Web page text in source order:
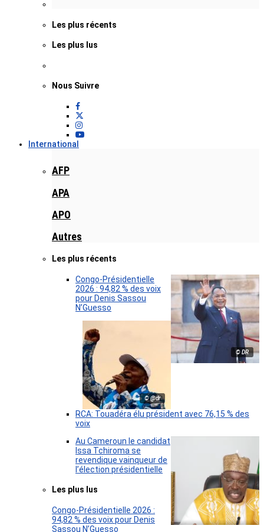
Les plus récents
Les plus lus
Nous Suivre
International
AFP
APA
APO
Autres
Les plus récents
© DR
Congo-Présidentielle
2026 : 94,82 % des voix
pour Denis Sassou
N’Guesso
© @dr
RCA: Touadéra élu président avec 76,15 % des
voix
Au Cameroun le candidat
Issa Tchiroma se
revendique vainqueur de
l’élection présidentielle
Les plus lus
Congo-Présidentielle 2026 :
94,82 % des voix pour Denis
Sassou N’Guesso